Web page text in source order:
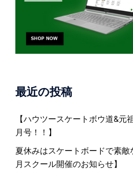
最近の投稿
【ハウツースケートボウ道&
月号！！】
夏休みはスケートボードで素
月スクール開催のお知らせ】